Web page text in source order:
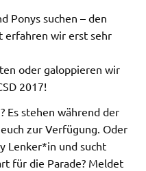
Ponys suchen – den
erfahren wir erst sehr
oder galoppieren wir
2017!
Es stehen während der
zur Verfügung. Oder
Lenker*in und sucht
für die Parade? Meldet